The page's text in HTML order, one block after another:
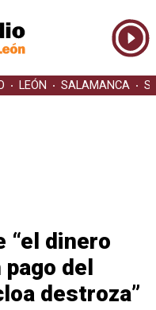
LEÓN SALAMANCA
“el dinero
pago del
destroza”